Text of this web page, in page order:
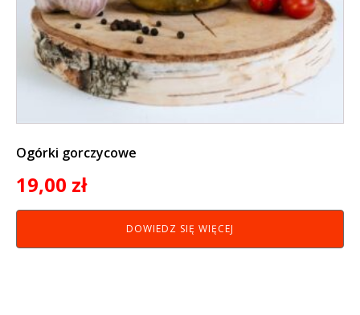
Ogórki gorczycowe
19,00 zł
DOWIEDZ SIĘ WIĘCEJ